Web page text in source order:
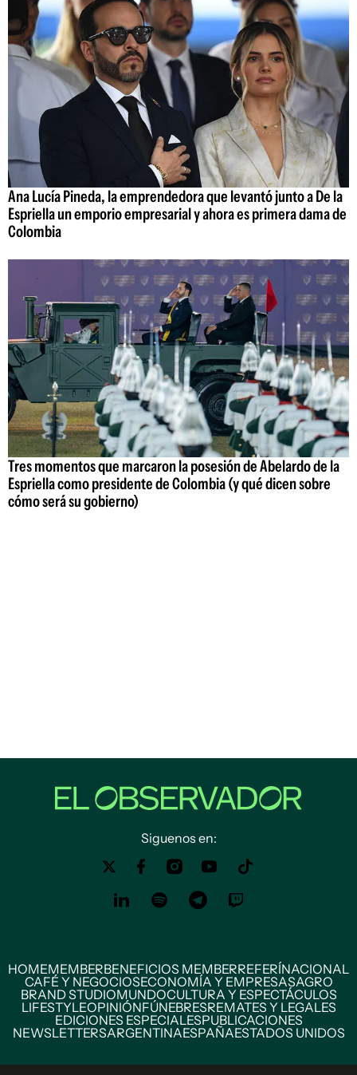
Ana Lucía Pineda, la emprendedora que levantó junto a De la
Espriella un emporio empresarial y ahora es primera dama de
Colombia
Tres momentos que marcaron la posesión de Abelardo de la
Espriella como presidente de Colombia (y qué dicen sobre
cómo será su gobierno)
Siguenos en:
HOMEMEMBERBENEFICIOS MEMBERREFERÍNACIONAL
CAFÉ Y NEGOCIOSECONOMÍA Y EMPRESASAGRO
BRAND STUDIOMUNDOCULTURA Y ESPECTÁCULOS
LIFESTYLEOPINIÓNFÚNEBRESREMATES Y LEGALES
EDICIONES ESPECIALESPUBLICACIONES
NEWSLETTERSARGENTINAESPAÑAESTADOS UNIDOS